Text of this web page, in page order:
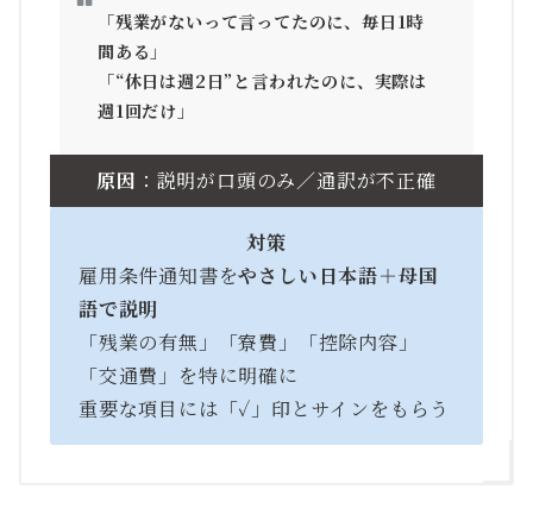
「残業がないって言ってたのに、毎日1時
間ある」
「“休日は週2日”と言われたのに、実際は
週1回だけ」
原因 ：説明が口頭のみ／通訳が不正確
対策
雇用条件通知書をやさしい日本語＋母国
語で説明
「残業の有無」「寮費」「控除内容」
「交通費」を特に明確に
重要な項目には「✓」印とサインをもらう